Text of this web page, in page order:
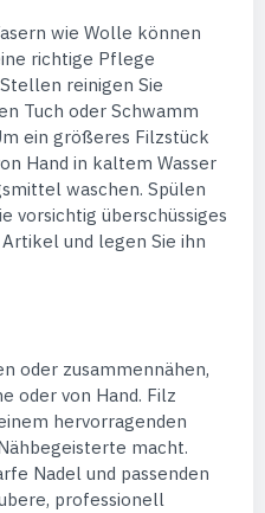
wie Wolle können
richtige Pflege
reinigen Sie
Tuch oder Schwamm
ein größeres Filzstück
Hand in kaltem Wasser
waschen. Spülen
vorsichtig überschüssiges
und legen Sie ihn
oder zusammennähen,
oder von Hand. Filz
hervorragenden
macht.
Nadel und passenden
professionell